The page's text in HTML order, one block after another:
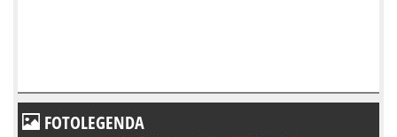
FOTOLEGENDA